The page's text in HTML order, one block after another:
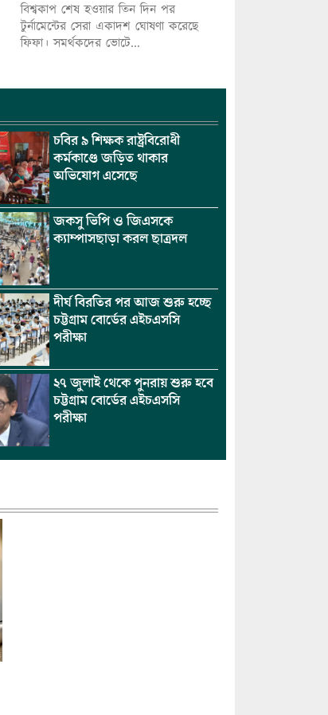
বিশ্বকাপ শেষ হওয়ার তিন দিন পর
টুর্নামেন্টের সেরা একাদশ ঘোষণা করেছে
ফিফা। সমর্থকদের ভোটে...
চবির ৯ শিক্ষক রাষ্ট্রবিরোধী
কর্মকাণ্ডে জড়িত থাকার
অভিযোগ এসেছে
জকসু ভিপি ও জিএসকে
ক্যাম্পাসছাড়া করল ছাত্রদল
দীর্ঘ বিরতির পর আজ শুরু হচ্ছে
চট্টগ্রাম বোর্ডের এইচএসসি
পরীক্ষা
২৭ জুলাই থেকে পুনরায় শুরু হবে
চট্টগ্রাম বোর্ডের এইচএসসি
পরীক্ষা